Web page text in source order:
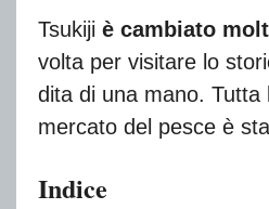
Tsukiji è cambiato
volta per visitare lo
dita di una mano. Tutta
mercato del pesce è
Indice